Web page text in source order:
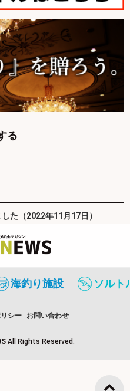
る
た（2022年11月17日）
海釣り施設 ソルト
シー お問い合わせ
All Rights Reserved.